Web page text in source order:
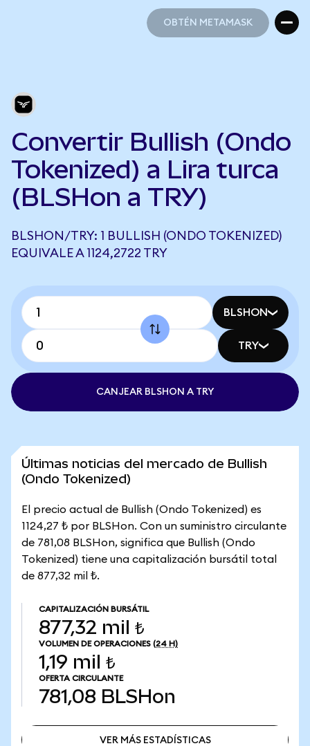
OBTÉN METAMASK
Convertir Bullish (Ondo
Tokenized) a Lira turca
(BLSHon a TRY)
BLSHON/TRY: 1 BULLISH (ONDO TOKENIZED)
EQUIVALE A 1124,2722 TRY
BLSHON
TRY
CANJEAR BLSHON A TRY
Últimas noticias del mercado de Bullish
(Ondo Tokenized)
El precio actual de Bullish (Ondo Tokenized) es
1124,27 ₺ por BLSHon. Con un suministro circulante
de 781,08 BLSHon, significa que Bullish (Ondo
Tokenized) tiene una capitalización bursátil total
de 877,32 mil ₺.
CAPITALIZACIÓN BURSÁTIL
877,32 mil ₺
VOLUMEN DE OPERACIONES (24 H)
1,19 mil ₺
OFERTA CIRCULANTE
781,08 BLSHon
VER MÁS ESTADÍSTICAS